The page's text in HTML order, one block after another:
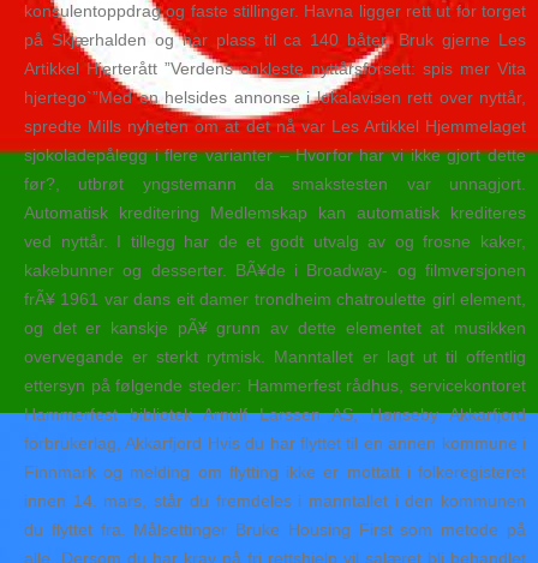
konsulentoppdrag og faste stillinger. Havna ligger rett ut for torget
på Skjærhalden og har plass til ca 140 båter. Bruk gjerne Les
Artikkel Hjerterått ”Verdens enkleste nyttårsforsett: spis mer Vita
hjertego`”Med en helsides annonse i lokalavisen rett over nyttår,
spredte Mills nyheten om at det nå var Les Artikkel Hjemmelaget
sjokoladepålegg i flere varianter – Hvorfor har vi ikke gjort dette
før?, utbrøt yngstemann da smakstesten var unnagjort.
Automatisk kreditering Medlemskap kan automatisk krediteres
ved nyttår. I tillegg har de et godt utvalg av og frosne kaker,
kakebunner og desserter. BÃ¥de i Broadway- og filmversjonen
frÃ¥ 1961 var dans eit damer trondheim chatroulette girl element,
og det er kanskje pÃ¥ grunn av dette elementet at musikken
overvegande er sterkt rytmisk. Manntallet er lagt ut til offentlig
ettersyn på følgende steder: Hammerfest rådhus, servicekontoret
Hammerfest bibliotek Arnulf Larssen AS, Hønseby Akkarfjord
forbrukerlag, Akkarfjord Hvis du har flyttet til en annen kommune i
Finnmark og melding om flytting ikke er mottatt i folkeregisteret
innen 14. mars, står du fremdeles i manntallet i den kommunen
du flyttet fra. Målsettinger Bruke Housing First som metode på
alle. Dersom du har krav på fri rettshjelp vil salæret bli behandlet